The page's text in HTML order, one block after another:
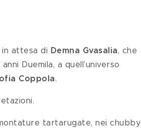
in attesa di Demna Gvasalia, che
Duemila, a quell’universo
Coppola.
tartarugate, nei chubby